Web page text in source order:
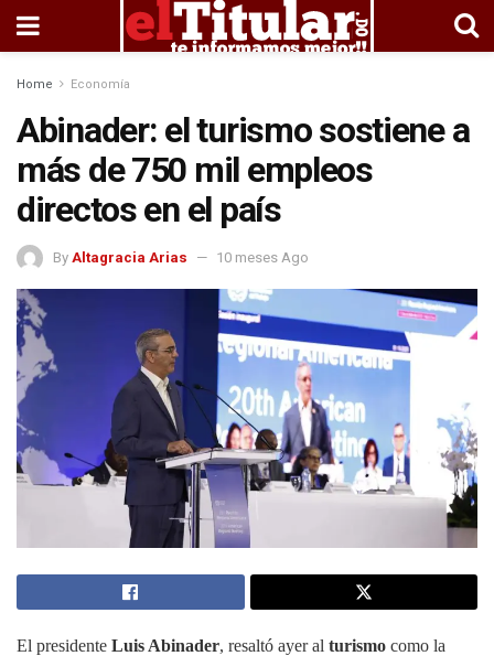
Home Economía
Abinader: el turismo sostiene a
más de 750 mil empleos
directos en el país
By Altagracia Arias 10 meses Ago
El presidente Luis Abinader, resaltó ayer al turismo como la